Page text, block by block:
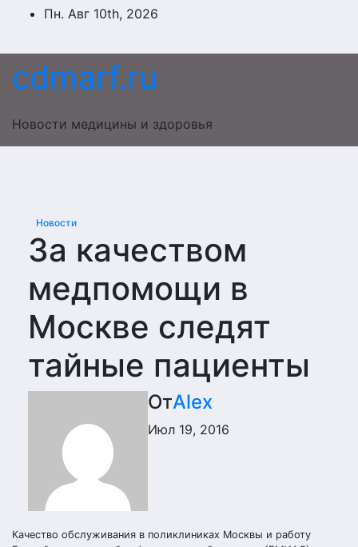
ПерейтиПн. Авг 10th, 2026
cdmarf.ru
Новости медицины и здоровья
Новости
За качеством
медпомощи в
Москве следят
тайные пациенты
ОтAlex
Июл 19, 2016
Качество обслуживания в поликлиниках Москвы и работу